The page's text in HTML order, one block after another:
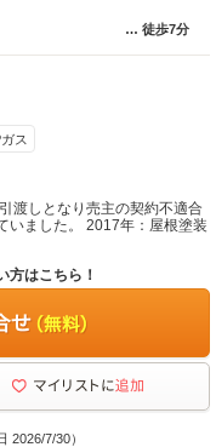
徒歩7分
ス
渡しとなり売主の契約不適合
いました。 2017年：屋根塗装
方はこちら！
2026/7/30）